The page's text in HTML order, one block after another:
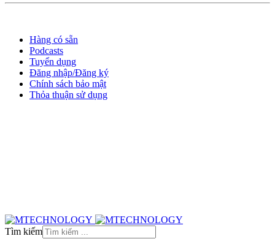
Hàng có sẵn
Podcasts
Tuyển dụng
Đăng nhập/Đăng ký
Chính sách bảo mật
Thỏa thuận sử dụng
Tìm kiếm